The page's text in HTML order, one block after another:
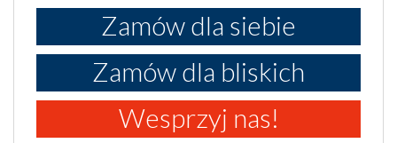
Zamów dla siebie
Zamów dla bliskich
Wesprzyj nas!